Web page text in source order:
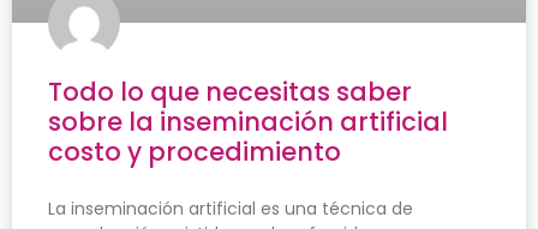
Todo lo que necesitas saber
sobre la inseminación artificial
costo y procedimiento
La inseminación artificial es una técnica de